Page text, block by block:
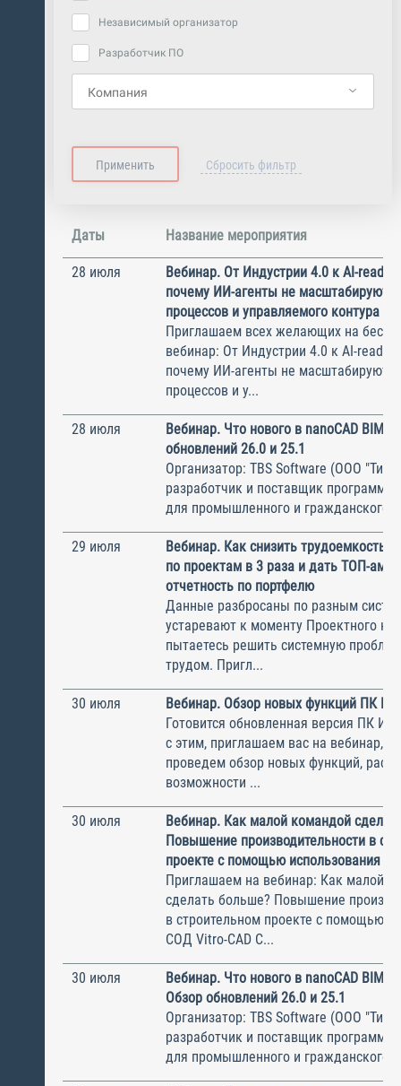
Независимый организатор
Разработчик ПО
Даты Название мероприятия
28 июля
Вебинар. От Индустрии 4.0 к AI-ready
почему ИИ-агенты не
процессов и управляемого контура
Приглашаем всех желающих на
вебинар: От Индустрии 4.0 к AI-ready
почему ИИ-агенты не
процессов и у...
28 июля
Вебинар. Что нового в nanoCAD BIM
обновлений 26.0 и 25.1
Организатор: TBS Software (ООО
разработчик и поставщик
для промышленного и гражданского
29 июля
Вебинар. Как снизить трудоемкость
по проектам в 3 раза и дать ТОП-ам
отчетность по портфелю
Данные разбросаны по разным
устаревают к моменту Проектного
пытаетесь решить системную
трудом. Пригл...
30 июля
Вебинар. Обзор новых функций ПК
Готовится обновленная версия ПК
с этим, приглашаем вас на вебинар,
проведем обзор новых функций,
возможности ...
30 июля
Вебинар. Как малой командой
Повышение производительности в
проекте с помощью использования
Приглашаем на вебинар: Как малой
сделать больше? Повышение
в строительном проекте с помощью
СОД Vitro-CAD С...
30 июля
Вебинар. Что нового в nanoCAD BIM
Обзор обновлений 26.0 и 25.1
Организатор: TBS Software (ООО
разработчик и поставщик
для промышленного и гражданского